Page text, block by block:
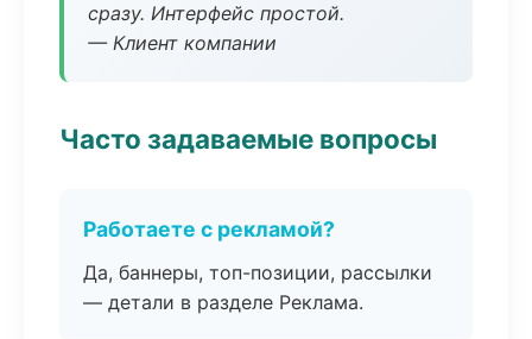
сразу. Интерфейс простой.
— Клиент компании
Часто задаваемые вопросы
Работаете с рекламой?
Да, баннеры, топ-позиции, рассылки
— детали в разделе Реклама.